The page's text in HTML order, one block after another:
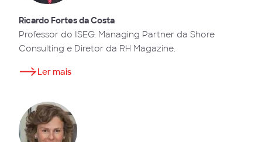
Ricardo Fortes da Costa
Professor do ISEG. Managing Partner da Shore
Consulting e Diretor da RH Magazine.
Ler mais